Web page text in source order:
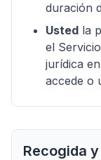
duración
Usted la
el
jurídica
accede o
Recogida